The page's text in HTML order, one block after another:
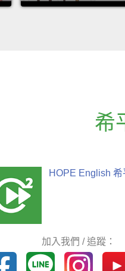
希
HOPE English
加入我們 / 追蹤：